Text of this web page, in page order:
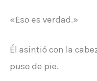
«Eso es verdad.»
Él asintió con la
puso de pie.